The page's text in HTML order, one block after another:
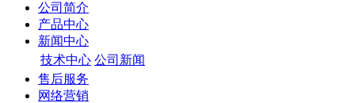
公司简介
产品中心
新闻中心
技术中心 公司新闻
售后服务
网络营销